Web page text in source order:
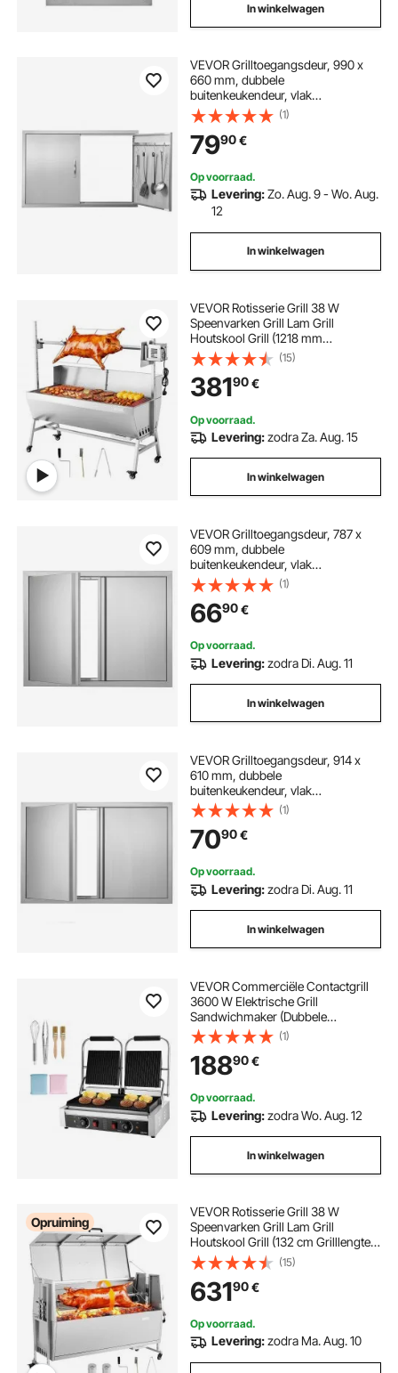
In winkelwagen
VEVOR Grilltoegangsdeur, 990 x
660 mm, dubbele
buitenkeukendeur, vlak
gemonteerde roestvrijstalen deur,
verticale wanddeur met
handgrepen en haken, voor grill-
eiland, grillstation, buitenkast
(1)
7990€
Op voorraad.
Levering:Zo. Aug. 9 - Wo. Aug.
12
In winkelwagen
VEVOR Rotisserie Grill 38 W
Speenvarken Grill Lam Grill
Houtskool Grill (1218 mm
Grilllengte) met 60 kg
draagvermogen & wielen & 4-
voudige hoogteverstelling &
beschermhoes, elektrische grillset
voor kamperen
(15)
38190€
Op voorraad.
Levering:zodra Za. Aug. 15
In winkelwagen
VEVOR Grilltoegangsdeur, 787 x
609 mm, dubbele
buitenkeukendeur, vlak
gemonteerde roestvrijstalen deur,
verticale wanddeur met intrekbare
handgrepen, voor grill-eiland,
grillstation, buitenkast
(1)
6690€
Op voorraad.
Levering:zodra Di. Aug. 11
In winkelwagen
VEVOR Grilltoegangsdeur, 914 x
610 mm, dubbele
buitenkeukendeur, vlak
gemonteerde roestvrijstalen deur,
verticale wanddeur met intrekbare
handgrepen, voor grill-eiland,
grillstation, buitenkast
(1)
7090€
Op voorraad.
Levering:zodra Di. Aug. 11
In winkelwagen
VEVOR Commerciële Contactgrill
3600 W Elektrische Grill
Sandwichmaker (Dubbele
Bakplaten) Panini-pers Roestvrij
Staal met Temperatuurregeling, 48
x 23 cm Geribbelde Emaille Plaat
voor Hamburgers, Steaks, Spek
(1)
18890€
Op voorraad.
Levering:zodra Wo. Aug. 12
In winkelwagen
Opruiming
VEVOR Rotisserie Grill 38 W
Speenvarken Grill Lam Grill
Houtskool Grill (132 cm Grilllengte)
met 60 kg draagvermogen & wielen
& 4-voudige hoogteverstelling &
deksel, roestvrijstalen elektrische
grillset voor kamperen
(15)
63190€
Op voorraad.
Levering:zodra Ma. Aug. 10